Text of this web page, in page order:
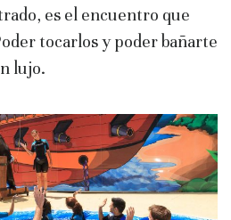
es el encuentro que
tocarlos y poder bañarte
lujo.